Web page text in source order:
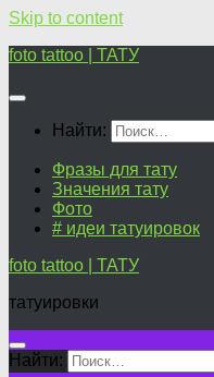
Skip to content
foto tattoo | ТАТУ
Найти:
Фразы для тату
Значения тату
Фото
# идеи татуировок
foto tattoo | ТАТУ
татуировки
Найти: